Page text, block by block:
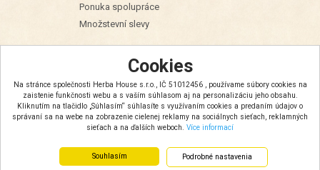
Cookies
Na stránce společnosti Herba House s.r.o., IČ 51012456 , používame súbory cookies na
zaistenie funkčnosti webu a s vaším súhlasom aj na personalizáciu jeho obsahu.
Kliknutím na tlačidlo „Súhlasím“ súhlasíte s využívaním cookies a predaním údajov o
správaní sa na webe na zobrazenie cielenej reklamy na sociálnych sieťach, reklamných
sieťach a na ďalších weboch. Více informací
Souhlasím Podrobné nastavenia
Ponuka spolupráce
Množstevní slevy